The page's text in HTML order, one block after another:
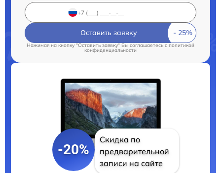
Оставить заявку
Нажимая на кнопку "Оставить заявку" Вы соглашаетесь cполитикой
конфиденциальности
-20%
Скидка по
предварительной
записи на сайте